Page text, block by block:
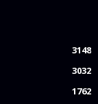
3148
3032
1762